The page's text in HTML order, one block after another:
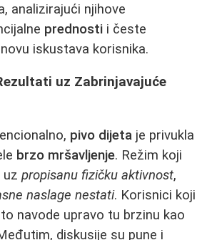
analizirajući njihove
prednosti i česte
iskustava korisnika.
uz Zabrinjavajuće
pivo dijeta je privukla
brzo mršavljenje. Režim koji
uz propisanu fizičku aktivnost,
naslage nestati. Korisnici koji
navode upravo tu brzinu kao
diskusije su punе i